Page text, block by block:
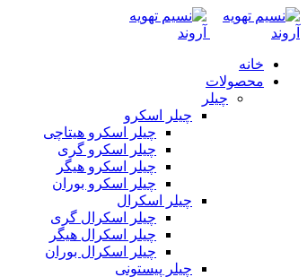
خانه
محصولات
چیلر
چیلر اسکرو
چیلر اسکرو هیتاچی
چیلر اسکرو گری
چیلر اسکرو هیگر
چیلر اسکرو بوران
چیلر اسکرال
چیلر اسکرال گری
چیلر اسکرال هیگر
چیلر اسکرال بوران
چیلر پیستونی